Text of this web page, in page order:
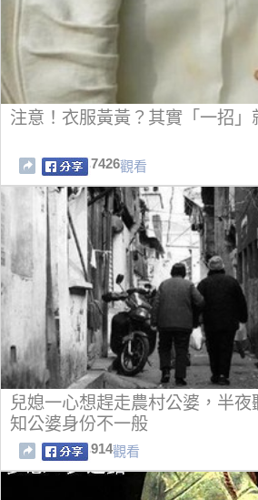
注意！衣服黃黃？其實「一招」
7426觀看
兒媳一心想趕走農村公婆，半
知公婆身份不一般
914觀看